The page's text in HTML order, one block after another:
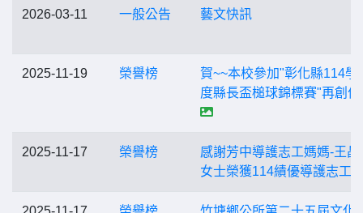
2026-03-11 一般公告 藝文快訊
2025-11-19 榮譽榜
賀~~本校參加"彰化縣114學
度縣長盃槌球錦標賽"再創佳
2025-11-17 榮譽榜
感謝芳中導護志工媽媽-王晶
女士榮獲114績優導護志工